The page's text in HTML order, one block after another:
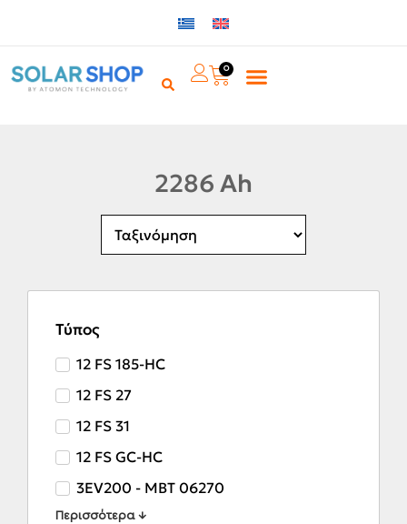
0
2286 Ah
Τύπος
12 FS 185-HC
12 FS 27
12 FS 31
12 FS GC-HC
3EV200 - MBT 06270
Περισσότερα ↓